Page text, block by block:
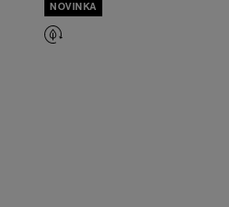
NOVINKA